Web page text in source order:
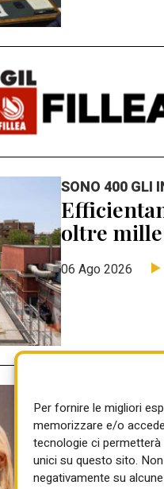
Per fornire le migliori
memorizzare e/o
tecnologie ci
unici su questo sito.
negativamente su
SONO 400 GLI
oltre
06 Ago 2026
Parte il
gamba
05 Ago 2026